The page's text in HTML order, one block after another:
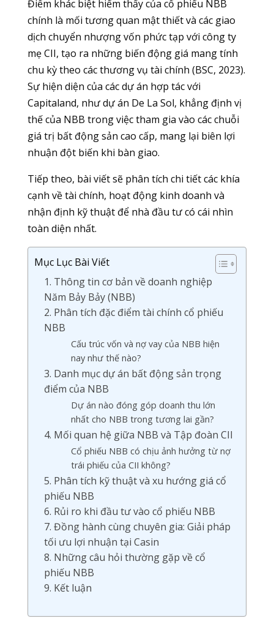
Điểm khác biệt hiếm thấy của cổ phiếu NBB
chính là mối tương quan mật thiết và các giao
dịch chuyển nhượng vốn phức tạp với công ty
mẹ CII, tạo ra những biến động giá mang tính
chu kỳ theo các thương vụ tài chính (BSC, 2023).
Sự hiện diện của các dự án hợp tác với
Capitaland, như dự án De La Sol, khẳng định vị
thế của NBB trong việc tham gia vào các chuỗi
giá trị bất động sản cao cấp, mang lại biên lợi
nhuận đột biến khi bàn giao.
Tiếp theo, bài viết sẽ phân tích chi tiết các khía
cạnh về tài chính, hoạt động kinh doanh và
nhận định kỹ thuật để nhà đầu tư có cái nhìn
toàn diện nhất.
Mục Lục Bài Viết
1. Thông tin cơ bản về doanh nghiệp
Năm Bảy Bảy (NBB)
2. Phân tích đặc điểm tài chính cổ phiếu
NBB
Cấu trúc vốn và nợ vay của NBB hiện
nay như thế nào?
3. Danh mục dự án bất động sản trọng
điểm của NBB
Dự án nào đóng góp doanh thu lớn
nhất cho NBB trong tương lai gần?
4. Mối quan hệ giữa NBB và Tập đoàn CII
Cổ phiếu NBB có chịu ảnh hưởng từ nợ
trái phiếu của CII không?
5. Phân tích kỹ thuật và xu hướng giá cổ
phiếu NBB
6. Rủi ro khi đầu tư vào cổ phiếu NBB
7. Đồng hành cùng chuyên gia: Giải pháp
tối ưu lợi nhuận tại Casin
8. Những câu hỏi thường gặp về cổ
phiếu NBB
9. Kết luận